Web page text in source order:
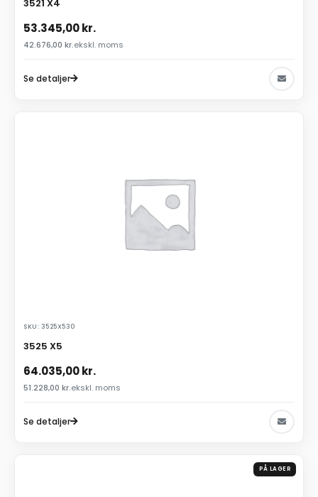
3521 X4
53.345,00kr.
42.676,00 kr.ekskl. moms
Se detaljer
SKU: 3525X530
3525 X5
64.035,00kr.
51.228,00 kr.ekskl. moms
Se detaljer
PÅ LAGER